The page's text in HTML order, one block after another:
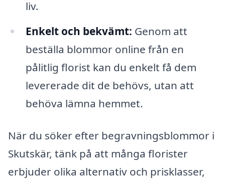
liv.
Enkelt och bekvämt: Genom att
beställa blommor online från en
pålitlig florist kan du enkelt få dem
levererade dit de behövs, utan att
behöva lämna hemmet.
När du söker efter begravningsblommor i
Skutskär, tänk på att många florister
erbjuder olika alternativ och prisklasser,